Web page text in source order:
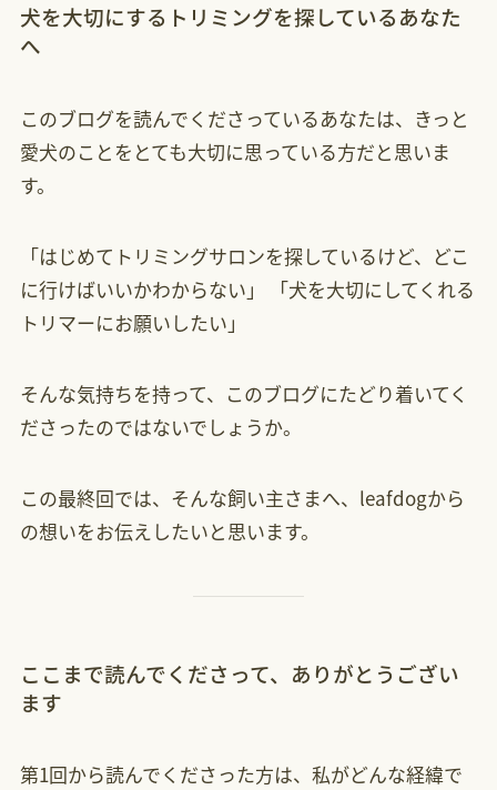
犬を大切にするトリミングを探しているあなた
へ
このブログを読んでくださっているあなたは、きっと
愛犬のことをとても大切に思っている方だと思いま
す。
「はじめてトリミングサロンを探しているけど、どこ
に行けばいいかわからない」 「犬を大切にしてくれる
トリマーにお願いしたい」
そんな気持ちを持って、このブログにたどり着いてく
ださったのではないでしょうか。
この最終回では、そんな飼い主さまへ、leafdogから
の想いをお伝えしたいと思います。
ここまで読んでくださって、ありがとうござい
ます
第1回から読んでくださった方は、私がどんな経緯で